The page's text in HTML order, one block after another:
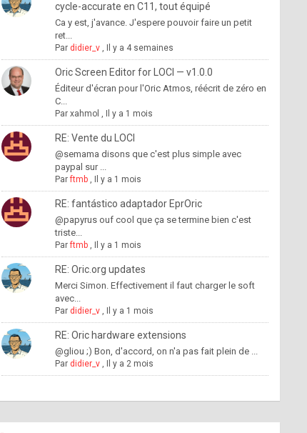
cycle-accurate en C11, tout équipé
Ca y est, j'avance. J'espere pouvoir faire un petit
ret...
Par didier_v, Il y a 4 semaines
Oric Screen Editor for LOCI — v1.0.0
Éditeur d'écran pour l'Oric Atmos, réécrit de zéro en
C...
Par xahmol , Il y a 1 mois
RE: Vente du LOCI
@semama disons que c'est plus simple avec
paypal sur ...
Parftmb, Il y a 1 mois
RE: fantástico adaptador EprOric
@papyrus ouf cool que ça se termine bien c'est
triste...
Parftmb, Il y a 1 mois
RE: Oric.org updates
Merci Simon. Effectivement il faut charger le soft
avec...
Par didier_v, Il y a 1 mois
RE: Oric hardware extensions
@gliou ;) Bon, d'accord, on n'a pas fait plein de ...
Par didier_v, Il y a 2 mois